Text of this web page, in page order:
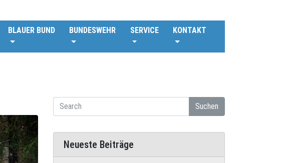
BLAUER BUND BUNDESWEHR SERVICE KONTAKT
Suchen
Neueste Beiträge